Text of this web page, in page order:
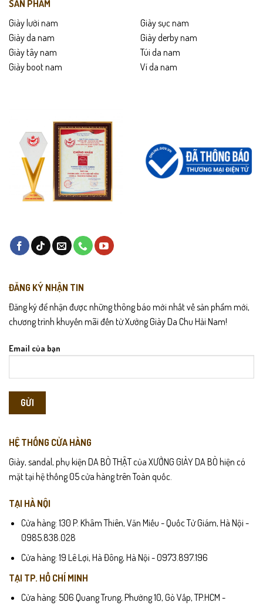
SẢN PHẨM
Giày lười nam
Giày da nam
Giày tây nam
Giày boot nam
Giày sục nam
Giày derby nam
Túi da nam
Ví da nam
ĐĂNG KÝ NHẬN TIN
Đăng ký để nhận được những thông báo mới nhất về sản phẩm mới,
chương trình khuyến mãi đến từ Xưởng Giày Da Chu Hải Nam!
Email của bạn
HỆ THỐNG CỬA HÀNG
Giày, sandal, phụ kiện DA BÒ THẬT của XƯỞNG GIÀY DA BÒ hiện có
mặt tại hệ thống 05 cửa hàng trên Toàn quốc.
TẠI HÀ NỘI
Cửa hàng: 130 P. Khâm Thiên, Văn Miếu - Quốc Tử Giám, Hà Nội -
0985.838.028
Cửa hàng: 19 Lê Lợi, Hà Đông, Hà Nội - 0973.897.196
TẠI TP. HỒ CHÍ MINH
Cửa hàng: 506 Quang Trung, Phường 10, Gò Vấp, TP.HCM -